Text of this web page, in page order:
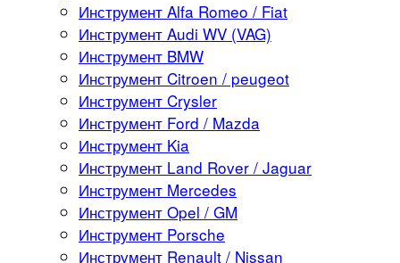
Инструмент Alfa Romeo / Fiat
Инструмент Audi WV (VAG)
Инструмент BMW
Инструмент Citroen / peugeot
Инструмент Crysler
Инструмент Ford / Mazda
Инструмент Kia
Инструмент Land Rover / Jaguar
Инструмент Mercedes
Инструмент Opel / GM
Инструмент Porsche
Инструмент Renault / Nissan